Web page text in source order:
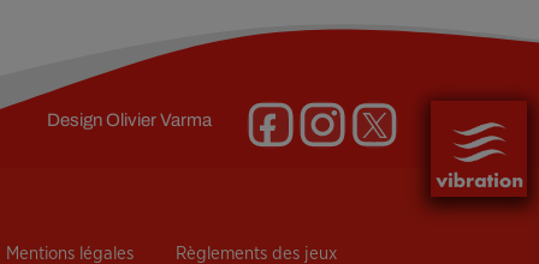
DesignOlivier Varma
Mentions légales Règlements des jeux